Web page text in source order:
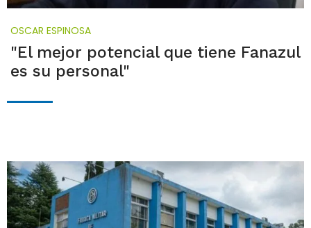
OSCAR ESPINOSA
"El mejor potencial que tiene Fanazul
es su personal"